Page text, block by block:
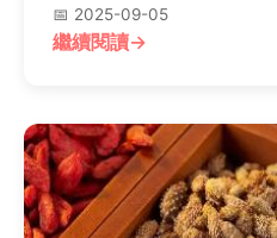
📅 2025-09-05
繼續閱讀